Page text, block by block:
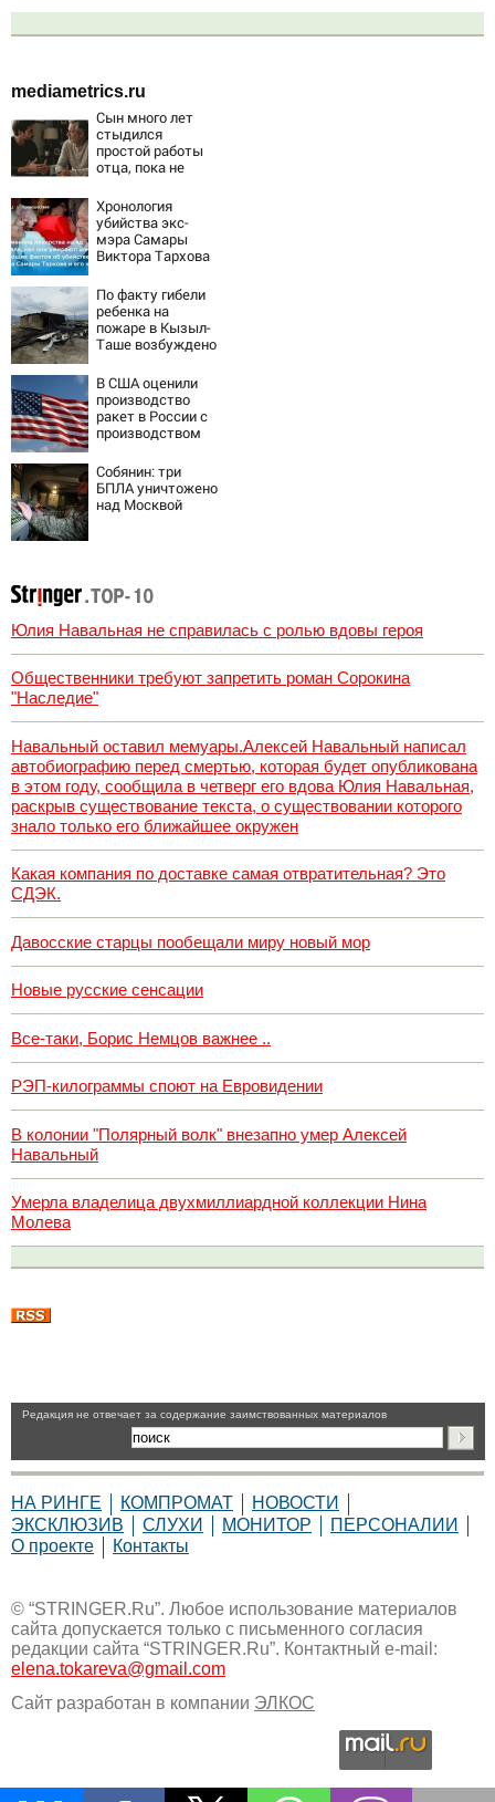
mediametrics.ru
Сын много лет
стыдился
простой работы
отца, пока не
тот отказался от
карьеры -
история одной
семьи
Хронология
убийства экс-
мэра Самары
Виктора Тархова
шокирующих
фактов, новые
подробности
По факту гибели
ребенка на
пожаре в Кызыл-
Таше возбуждено
В США оценили
производство
ракет в России с
производством
Собянин: три
БПЛА уничтожено
над Москвой
Юлия Навальная не справилась с ролью вдовы героя
Общественники требуют запретить роман Сорокина
"Наследие"
Навальный оставил мемуары.Алексей Навальный написал
автобиографию перед смертью, которая будет опубликована
в этом году, сообщила в четверг его вдова Юлия Навальная,
раскрыв существование текста, о существовании которого
знало только его ближайшее окружен
Какая компания по доставке самая отвратительная? Это
СДЭК.
Давосские старцы пообещали миру новый мор
Новые русские сенсации
Все-таки, Борис Немцов важнее ..
РЭП-килограммы споют на Евровидении
В колонии "Полярный волк" внезапно умер Алексей
Навальный
Умерла владелица двухмиллиардной коллекции Нина
Молева
Pедакция не отвечает за содержание заимствованных материалов
НА РИНГЕ КОМПРОМАТ
НОВОСТИ
ЭКСКЛЮЗИВ
СЛУХИ МОНИТОР
ПЕРСОНАЛИИ
О проекте
Контакты
© “STRINGER.Ru”. Любое использование материалов
сайта допускается только с письменного согласия
редакции сайта “STRINGER.Ru”. Контактный e-mail:
elena.tokareva@gmail.com
Сайт разработан в компании ЭЛКОС